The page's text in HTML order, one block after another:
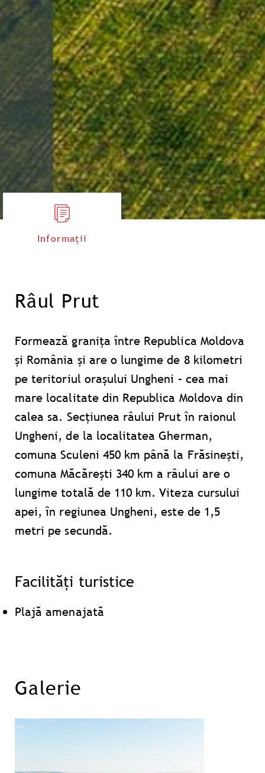
Informații
Râul Prut
Formează granița între Republica Moldova
şi România şi are o lungime de 8 kilometri
pe teritoriul oraşului Ungheni – cea mai
mare localitate din Republica Moldova din
calea sa. Secțiunea râului Prut în raionul
Ungheni, de la localitatea Gherman,
comuna Sculeni 450 km până la Frăsineşti,
comuna Măcăreşti 340 km a râului are o
lungime totală de 110 km. Viteza cursului
apei, în regiunea Ungheni, este de 1,5
metri pe secundă.
Facilități turistice
Plajă amenajată
Galerie